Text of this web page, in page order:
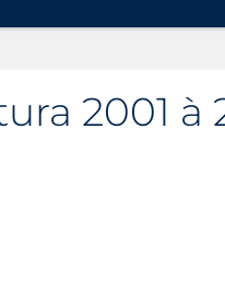
2001 à